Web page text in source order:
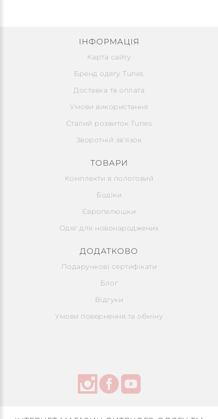
ІНФОРМАЦІЯ
Карта сайту
Бренд одягу Tunes
Доставка та оплата
Умови використання
Сталий розвиток Tunes
Зворотній зв'язок
ТОВАРИ
Комплекти в пологовий
Бодіки
Європелюшки
Одяг для новонароджених
ДОДАТКОВО
Подарункові сертифікати
Блог
Відгуки
Умови повернення та обміну